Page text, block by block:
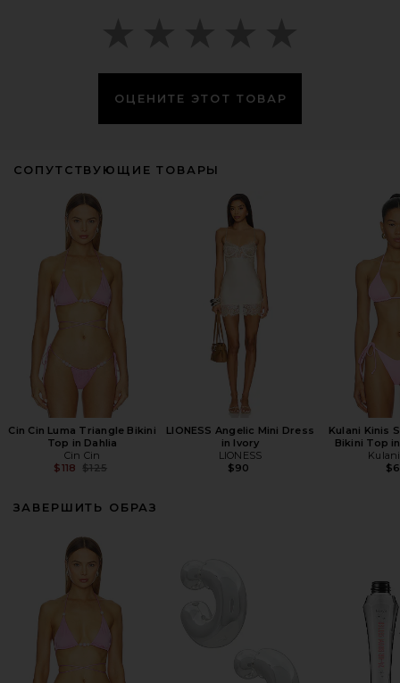
ОЦЕНИТЕ ЭТОТ ТОВАР
СОПУТСТВУЮЩИЕ ТОВАРЫ
Cin Cin Luma Triangle Bikini
Top in Dahlia
Cin Cin
$118
Previous price:
$125
LIONESS Angelic Mini Dress
in Ivory
LIONESS
$90
Kulani Kinis
Bikini Top
ЗАВЕРШИТЬ ОБРАЗ